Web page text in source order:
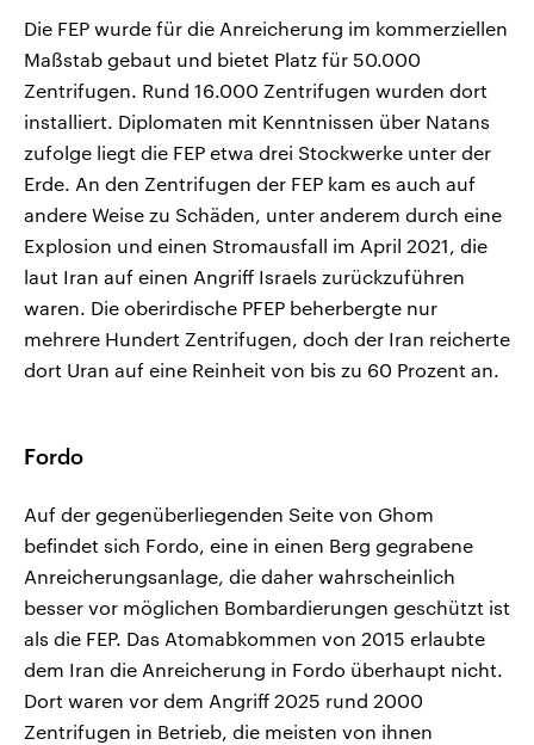
Die FEP wurde für die Anreicherung im kommerziellen
Maßstab gebaut und bietet Platz für 50.000
Zentrifugen. Rund 16.000 Zentrifugen wurden dort
installiert. Diplomaten mit Kenntnissen über Natans
zufolge liegt die FEP etwa drei Stockwerke unter der
Erde. An den Zentrifugen der FEP kam es auch auf
andere Weise zu Schäden, unter anderem durch eine
Explosion und einen Stromausfall im April 2021, die
laut Iran auf ​einen Angriff Israels zurückzuführen
waren. Die oberirdische PFEP beherbergte nur
mehrere Hundert Zentrifugen, doch der Iran reicherte
dort Uran auf eine Reinheit von bis zu 60 Prozent an.
Fordo
Auf der gegenüberliegenden Seite von Ghom
befindet sich Fordo, eine in einen Berg gegrabene
Anreicherungsanlage, die daher wahrscheinlich
besser vor möglichen Bombardierungen geschützt ‌ist
als die FEP. Das Atomabkommen von 2015 erlaubte
dem Iran die Anreicherung in Fordo überhaupt nicht.
Dort waren vor dem Angriff 2025 rund 2000
Zentrifugen in Betrieb, die meisten von ihnen